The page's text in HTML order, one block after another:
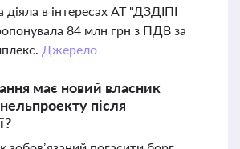
діяла в інтересах АТ "ДЗДІПІ
84 млн грн з ПДВ за
Джерело
має новий власник
після